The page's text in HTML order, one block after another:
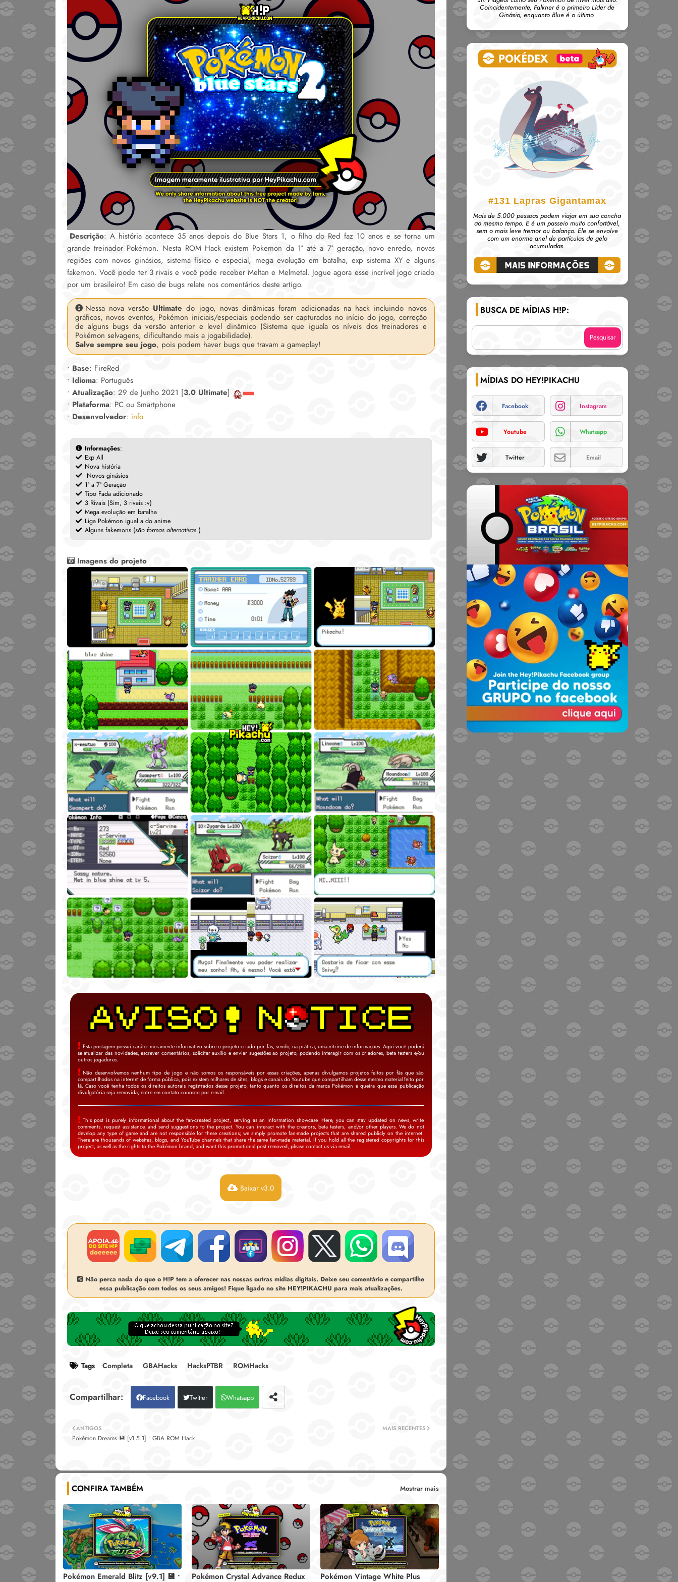
Descrição: A história acontece 35 anos depois do Blue Stars 1, o filho do Red faz 10 anos e se torna um
grande treinador Pokémon. Nesta ROM Hack existem Pokemon da 1ª até a 7ª geração, novo enredo, novas
regiões com novos ginásios, sistema físico e especial, mega evolução em batalha, exp sistema XY e alguns
fakemon. Você pode ter 3 rivais e você pode receber Meltan e Melmetal. Jogue agora esse incrível jogo criado
por um brasileiro! Em caso de bugs relate nos comentários deste artigo.
Nessa nova versão Ultimate do jogo, novas dinâmicas foram adicionadas na hack incluindo novos
gráficos, novos eventos, Pokémon iniciais/especiais podendo ser capturados no início do jogo, correção
de alguns bugs da versão anterior e level dinâmico (Sistema que iguala os níveis dos treinadores e
Pokémon selvagens, dificultando mais a jogabilidade).
Salve sempre seu jogo, pois podem haver bugs que travam a gameplay!
• Base: FireRed
• Idioma: Português
• Atualização: 29 de Junho 2021 [3.0 Ultimate]
• Plataforma: PC ou Smartphone
• Desenvolvedor: info
Informações:
Exp All
Nova história
Novos ginásios
1º a 7º Geração
Tipo Fada adicionado
3 Rivais (Sim, 3 rivais :v)
Mega evolução em batalha
Liga Pokémon igual a do anime
Alguns fakemons (são formas alternativas )
Imagens do projeto
Esta postagem possui caráter meramente informativo sobre o projeto criado por fãs, sendo, na prática, uma vitrine de informações. Aqui você poderá
se atualizar das novidades, escrever comentários, solicitar auxílio e enviar sugestões ao projeto, podendo interagir com os criadores, beta testers e/ou
outros jogadores.
Não desenvolvemos nenhum tipo de jogo e não somos os responsáveis por essas criações, apenas divulgamos projetos feitos por fãs que são
compartilhados na internet de forma pública, pois existem milhares de sites, blogs e canais do Youtube que compartilham desse mesmo material feito por
fã. Caso você tenha todos os direitos autorais registrados desse projeto, tanto quanto os direitos da marca Pokémon e queira que essa publicação
divulgatória seja removida, entre em contato conosco por e-mail.
This post is purely informational about the fan-created project, serving as an information showcase. Here, you can stay updated on news, write
comments, request assistance, and send suggestions to the project. You can interact with the creators, beta testers, and/or other players. We do not
develop any type of game and are not responsible for these creations; we simply promote fan-made projects that are shared publicly on the internet.
There are thousands of websites, blogs, and YouTube channels that share the same fan-made material. If you hold all the registered copyrights for this
project, as well as the rights to the Pokémon brand, and want this promotional post removed, please contact us via email.
Baixar v3.0
Não perca nada do que o H!P tem a oferecer nas nossas outras mídias digitais. Deixe seu comentário e compartilhe
essa publicação com todos os seus amigos! Fique ligado no site HEY!PIKACHU para mais atualizações.
Tags Completa GBAHacks HacksPTBR ROMHacks
Facebook Twitter Whatsapp
MAIS RECENTES
ANTIGOS
Pokémon Dreams 💾 [v1.5.1] • GBA ROM Hack
CONFIRA TAMBÉM Mostrar mais
Pokémon Emerald Blitz [v9.1] 💾 •
Pokémon Crystal Advance Redux
Pokémon Vintage White Plus
Coincidentemente, Falkner é o primeiro Líder de
Ginásio, enquanto Blue é o último.
#131 Lapras Gigantamax
Mais de 5.000 pessoas podem viajar em sua concha
ao mesmo tempo. E é um passeio muito confortável,
sem o mais leve tremor ou balanço. Ele se envolve
com um enorme anel de partículas de gelo
acumuladas.
BUSCA DE MÍDIAS H!P:
MÍDIAS DO HEY!PIKACHU
Facebook Instagram
Youtube Whatsapp
Twitter Email